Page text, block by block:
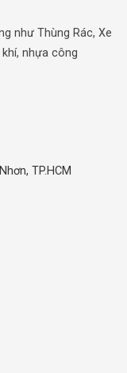
như Thùng Rác, Xe
nhựa công
TP.HCM